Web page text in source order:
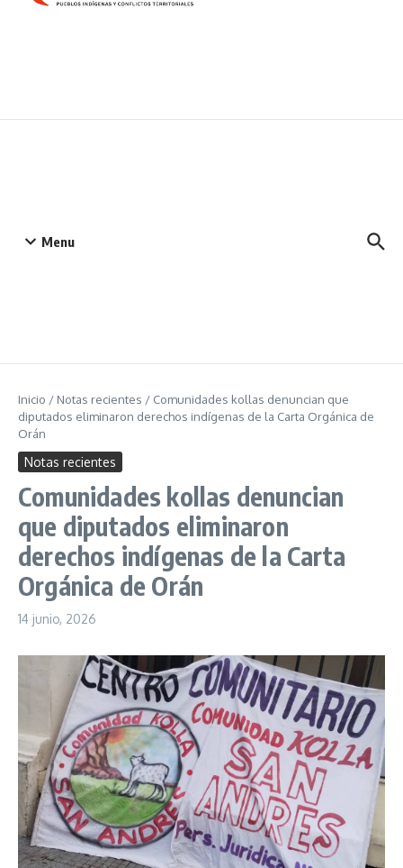
Menu
Inicio / Notas recientes / Comunidades kollas denuncian que
diputados eliminaron derechos indígenas de la Carta Orgánica de
Orán
Notas recientes
Comunidades kollas denuncian
que diputados eliminaron
derechos indígenas de la Carta
Orgánica de Orán
14 junio, 2026